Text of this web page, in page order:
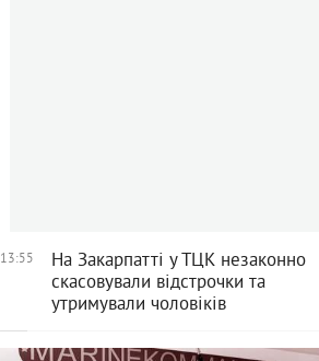
13:55
На Закарпатті у ТЦК незаконно
скасовували відстрочки та
утримували чоловіків